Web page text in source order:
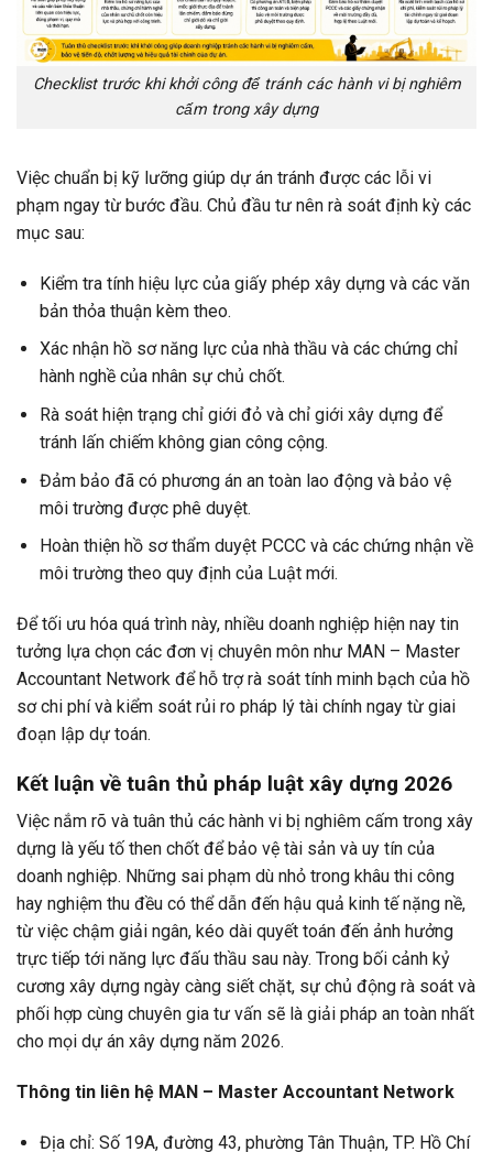
Checklist trước khi khởi công để tránh các hành vi bị nghiêm
cấm trong xây dựng
Việc chuẩn bị kỹ lưỡng giúp dự án tránh được các lỗi vi
phạm ngay từ bước đầu. Chủ đầu tư nên rà soát định kỳ các
mục sau:
Kiểm tra tính hiệu lực của giấy phép xây dựng và các văn
bản thỏa thuận kèm theo.
Xác nhận hồ sơ năng lực của nhà thầu và các chứng chỉ
hành nghề của nhân sự chủ chốt.
Rà soát hiện trạng chỉ giới đỏ và chỉ giới xây dựng để
tránh lấn chiếm không gian công cộng.
Đảm bảo đã có phương án an toàn lao động và bảo vệ
môi trường được phê duyệt.
Hoàn thiện hồ sơ thẩm duyệt PCCC và các chứng nhận về
môi trường theo quy định của Luật mới.
Để tối ưu hóa quá trình này, nhiều doanh nghiệp hiện nay tin
tưởng lựa chọn các đơn vị chuyên môn như MAN – Master
Accountant Network để hỗ trợ rà soát tính minh bạch của hồ
sơ chi phí và kiểm soát rủi ro pháp lý tài chính ngay từ giai
đoạn lập dự toán.
Kết luận về tuân thủ pháp luật xây dựng 2026
Việc nắm rõ và tuân thủ các hành vi bị nghiêm cấm trong xây
dựng là yếu tố then chốt để bảo vệ tài sản và uy tín của
doanh nghiệp. Những sai phạm dù nhỏ trong khâu thi công
hay nghiệm thu đều có thể dẫn đến hậu quả kinh tế nặng nề,
từ việc chậm giải ngân, kéo dài quyết toán đến ảnh hưởng
trực tiếp tới năng lực đấu thầu sau này. Trong bối cảnh kỷ
cương xây dựng ngày càng siết chặt, sự chủ động rà soát và
phối hợp cùng chuyên gia tư vấn sẽ là giải pháp an toàn nhất
cho mọi dự án xây dựng năm 2026.
Thông tin liên hệ MAN – Master Accountant Network
Địa chỉ: Số 19A, đường 43, phường Tân Thuận, TP. Hồ Chí